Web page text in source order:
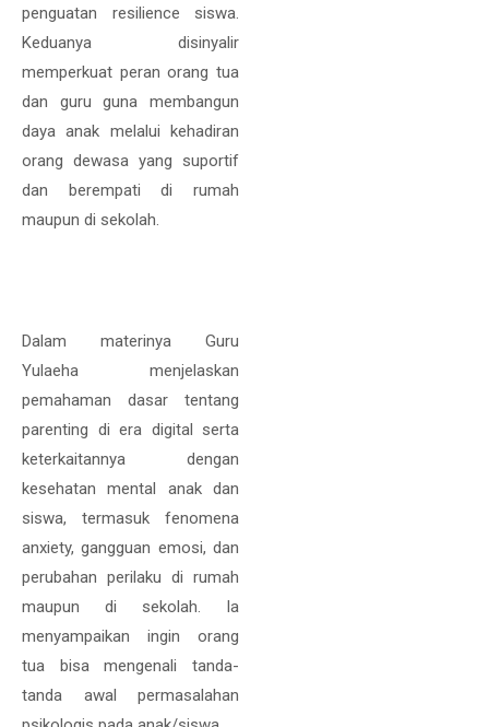
penguatan resilience siswa.
Keduanya disinyalir
memperkuat peran orang tua
dan guru guna membangun
daya anak melalui kehadiran
orang dewasa yang suportif
dan berempati di rumah
maupun di sekolah.
Dalam materinya Guru
Yulaeha menjelaskan
pemahaman dasar tentang
parenting di era digital serta
keterkaitannya dengan
kesehatan mental anak dan
siswa, termasuk fenomena
anxiety, gangguan emosi, dan
perubahan perilaku di rumah
maupun di sekolah. Ia
menyampaikan ingin orang
tua bisa mengenali tanda-
tanda awal permasalahan